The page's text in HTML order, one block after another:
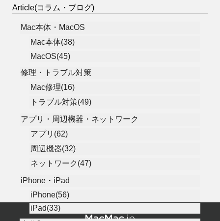
Article(コラム・ブログ)
Mac本体・MacOS
Mac本体(38)
MacOS(45)
修理・トラブル対策
Mac修理(16)
トラブル対策(49)
アプリ・周辺機器・ネットワーク
アプリ(62)
周辺機器(32)
ネットワーク(47)
iPhone・iPad
iPhone(56)
iPad(33)